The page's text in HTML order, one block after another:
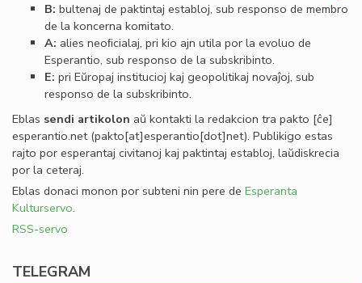
B: bultenaj de paktintaj establoj, sub responso de membro
de la koncerna komitato.
A: alies neoﬁcialaj, pri kio ajn utila por la evoluo de
Esperantio, sub responso de la subskribinto.
E: pri Eŭropaj institucioj kaj geopolitikaj novaĵoj, sub
responso de la subskribinto.
Eblas sendi artikolon aŭ kontakti la redakcion tra pakto [ĉe]
esperantio.net(pakto[at]esperantio[dot]net). Publikigo estas
rajto por esperantaj civitanoj kaj paktintaj establoj, laŭdiskrecia
por la ceteraj.
Eblas donaci monon por subteni nin pere de Esperanta
Kulturservo.
RSS-servo
TELEGRAM